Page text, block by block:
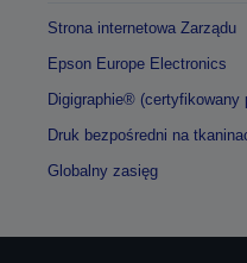
Strona internetowa Zarządu
Epson Europe Electronics
Digigraphie®
Druk bezpośredni na
Globalny zasięg